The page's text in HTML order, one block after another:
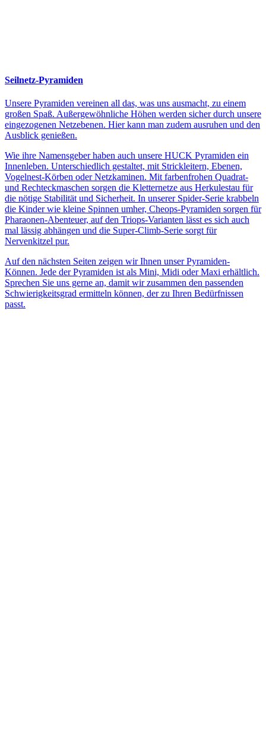
Seilnetz-Pyramiden
Unsere Pyramiden vereinen all das, was uns ausmacht, zu einem
großen Spaß. Außergewöhnliche Höhen werden sicher durch unsere
eingezogenen Netzebenen. Hier kann man zudem ausruhen und den
Ausblick genießen.
Wie ihre Namensgeber haben auch unsere HUCK Pyramiden ein
Innenleben. Unterschiedlich gestaltet, mit Strickleitern, Ebenen,
Vogelnest-Körben oder Netzkaminen. Mit farbenfrohen Quadrat-
und Rechteckmaschen sorgen die Kletternetze aus Herkulestau für
die nötige Stabilität und Sicherheit. In unserer Spider-Serie krabbeln
die Kinder wie kleine Spinnen umher, Cheops-Pyramiden sorgen für
Pharaonen-Abenteuer, auf den Triops-Varianten lässt es sich auch
mal lässig abhängen und die Super-Climb-Serie sorgt für
Nervenkitzel pur.
Auf den nächsten Seiten zeigen wir Ihnen unser Pyramiden-
Können. Jede der Pyramiden ist als Mini, Midi oder Maxi erhältlich.
Sprechen Sie uns gerne an, damit wir zusammen den passenden
Schwierigkeitsgrad ermitteln können, der zu Ihren Bedürfnissen
passt.